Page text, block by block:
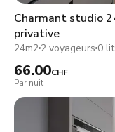
Charmant studio
privative
24m2 2 voyageurs 0
66.00CHF
Par nuit